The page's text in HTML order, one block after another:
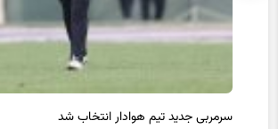
سرمربی جدید تیم هوادار انتخاب شد